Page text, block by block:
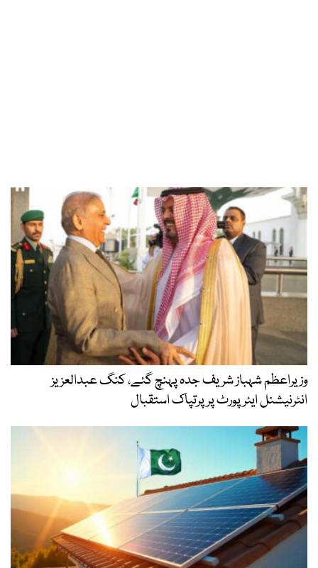
وزیراعظم شہباز شریف جدہ پہنچ گئے، کنگ عبدالعزیز
انٹرنیشنل ایئر پورٹ پر پرتپاک استقبال